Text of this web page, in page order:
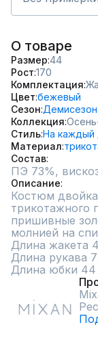
О товаре
Размер 44
Рост 170
Комплектация
Цвет бежевый
Сезон Демисезон
Коллекция
СтильНа каждый
Материал
Состав
ПЭ 73%,
Описание
Костюм
трикотажного
пришивные
молнией на
Длина жакета
Длина рукава
Длина юбки 44